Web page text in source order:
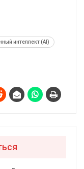
интеллект (AI)